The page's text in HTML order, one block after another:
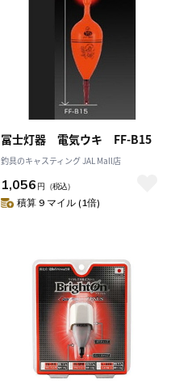
冨士灯器 電気ウキ FF-B15
釣具のキャスティング JAL Mall店
1,056 円 （税込）
積算 9 マイル (1倍)